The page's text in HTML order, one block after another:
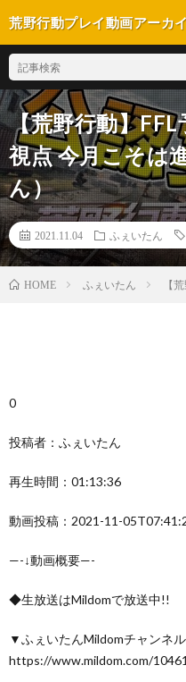
荒野行動プレイ動画アーカ
【荒野行動】
視点 今月こそは
ん）
2021.11.04 ふぇいたん
HOME ふぇいたん 【
0
投稿者：ふぇいたん
再生時間：01:13:36
動画投稿：2021-11-
—-↓動画概要—-
◆生放送はMildomで放送中!!
▼ふぇいたんMildomチャンネル
https://www.mildom.com/